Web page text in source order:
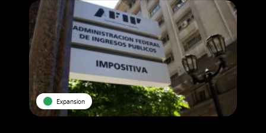
Expansion